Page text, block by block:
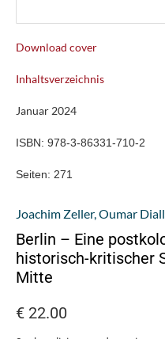
Download cover
Inhaltsverzeichnis
Januar 2024
ISBN: 978-3-86331-710-2
Seiten: 271
Joachim Zeller,Oumar
Berlin – Eine
historisch-kritischer
Mitte
€ 22.00